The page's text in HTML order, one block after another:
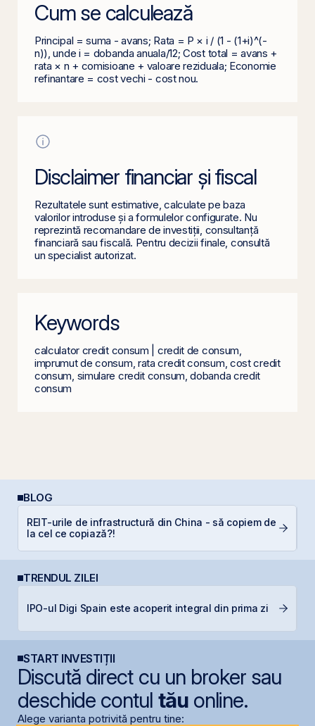
Cum se calculează
Principal = suma - avans; Rata = P × i / (1 - (1+i)^(-
n)), unde i = dobanda anuala/12; Cost total = avans +
rata × n + comisioane + valoare reziduala; Economie
refinantare = cost vechi - cost nou.
Disclaimer financiar și fiscal
Rezultatele sunt estimative, calculate pe baza
valorilor introduse și a formulelor configurate. Nu
reprezintă recomandare de investiții, consultanță
financiară sau fiscală. Pentru decizii finale, consultă
un specialist autorizat.
Keywords
calculator credit consum | credit de consum,
imprumut de consum, rata credit consum, cost credit
consum, simulare credit consum, dobanda credit
consum
BLOG
REIT-urile de infrastructură din China - să copiem de
la cel ce copiază?!
TRENDUL ZILEI
IPO-ul Digi Spain este acoperit integral din prima zi
START INVESTIȚII
Discută direct cu un broker sau
deschide contul tăuonline.
Alege varianta potrivită pentru tine: